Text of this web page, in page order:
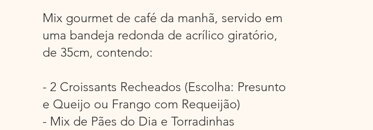
Mix gourmet de café da manhã, servido em
uma bandeja redonda de acrílico giratório,
de 35cm, contendo:
- 2 Croissants Recheados (Escolha: Presunto
e Queijo ou Frango com Requeijão)
- Mix de Pães do Dia e Torradinhas